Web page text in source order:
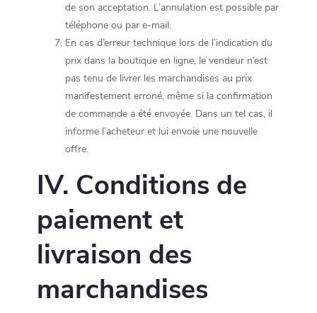
de son acceptation. L’annulation est possible par
téléphone ou par e-mail.
En cas d’erreur technique lors de l’indication du
prix dans la boutique en ligne, le vendeur n’est
pas tenu de livrer les marchandises au prix
manifestement erroné, même si la confirmation
de commande a été envoyée. Dans un tel cas, il
informe l’acheteur et lui envoie une nouvelle
offre.
IV. Conditions de
paiement et
livraison des
marchandises